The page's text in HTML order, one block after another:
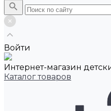
Войти
Интернет-магазин
Каталог товаров